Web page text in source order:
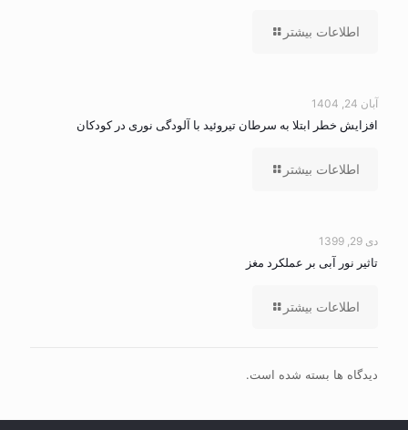
اطلاعات بیشتر
آبان 24, 1404
افزایش خطر ابتلا به سرطان تیروئید با آلودگی نوری در کودکان
اطلاعات بیشتر
دی 29, 1399
تاثیر نور آبی بر عملکرد مغز
اطلاعات بیشتر
دیدگاه ها بسته شده است.